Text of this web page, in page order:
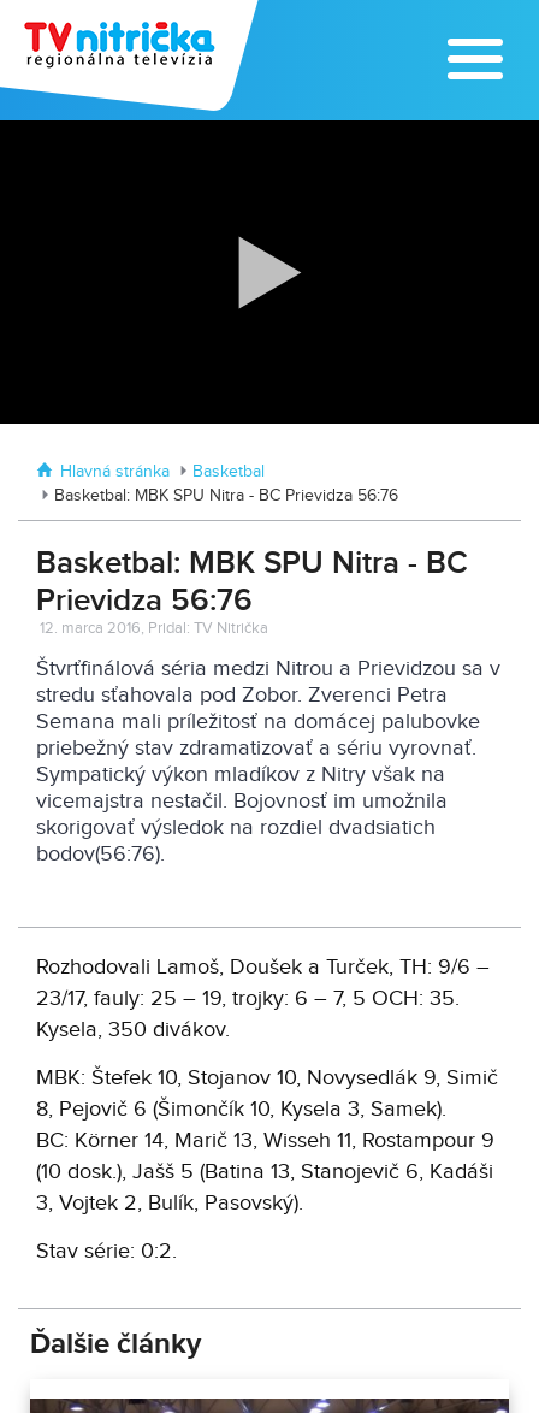
Zoo v Lužiankach
Hlavná stránka
Basketbal
Basketbal: MBK SPU Nitra - BC Prievidza 56:76
Basketbal: MBK SPU Nitra - BC
Prievidza 56:76
12. marca 2016, Pridal: TV Nitrička
Štvrťfinálová séria medzi Nitrou a Prievidzou sa v
stredu sťahovala pod Zobor. Zverenci Petra
Semana mali príležitosť na domácej palubovke
priebežný stav zdramatizovať a sériu vyrovnať.
Sympatický výkon mladíkov z Nitry však na
vicemajstra nestačil. Bojovnosť im umožnila
skorigovať výsledok na rozdiel dvadsiatich
bodov(56:76).
Rozhodovali Lamoš, Doušek a Turček, TH: 9/6 –
23/17, fauly: 25 – 19, trojky: 6 – 7, 5 OCH: 35.
Kysela, 350 divákov.
MBK: Štefek 10, Stojanov 10, Novysedlák 9, Simič
8, Pejovič 6 (Šimončík 10, Kysela 3, Samek).
BC: Körner 14, Marič 13, Wisseh 11, Rostampour 9
(10 dosk.), Jašš 5 (Batina 13, Stanojevič 6, Kadáši
3, Vojtek 2, Bulík, Pasovský).
Stav série: 0:2.
Ďalšie články